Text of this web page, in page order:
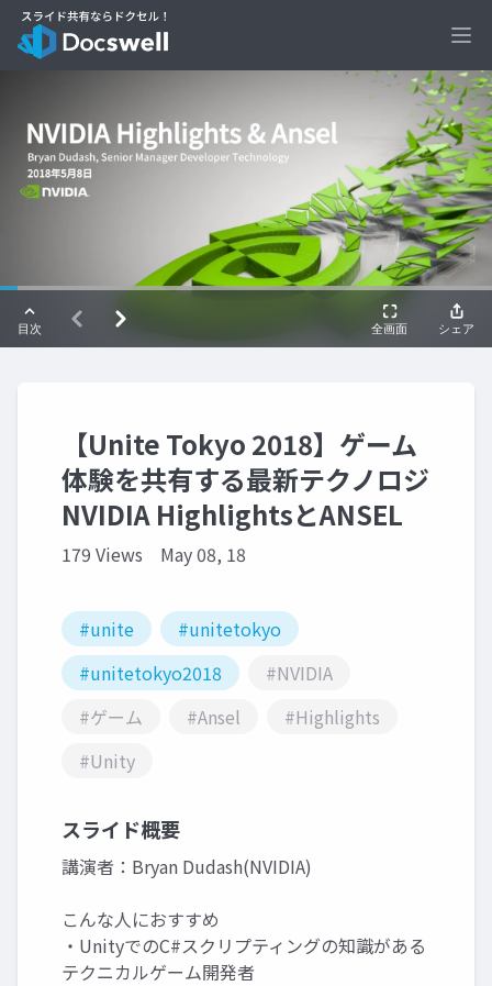
【Unite Tokyo 2018】ゲーム
体験を共有する最新テクノロジ
NVIDIA HighlightsとANSEL
179 Views May 08, 18
#unite
#unitetokyo
#unitetokyo2018
#NVIDIA
#ゲーム
#Ansel
#Highlights
#Unity
スライド概要
講演者：Bryan Dudash(NVIDIA)
こんな人におすすめ
・UnityでのC#スクリプティングの知識がある
テクニカルゲーム開発者